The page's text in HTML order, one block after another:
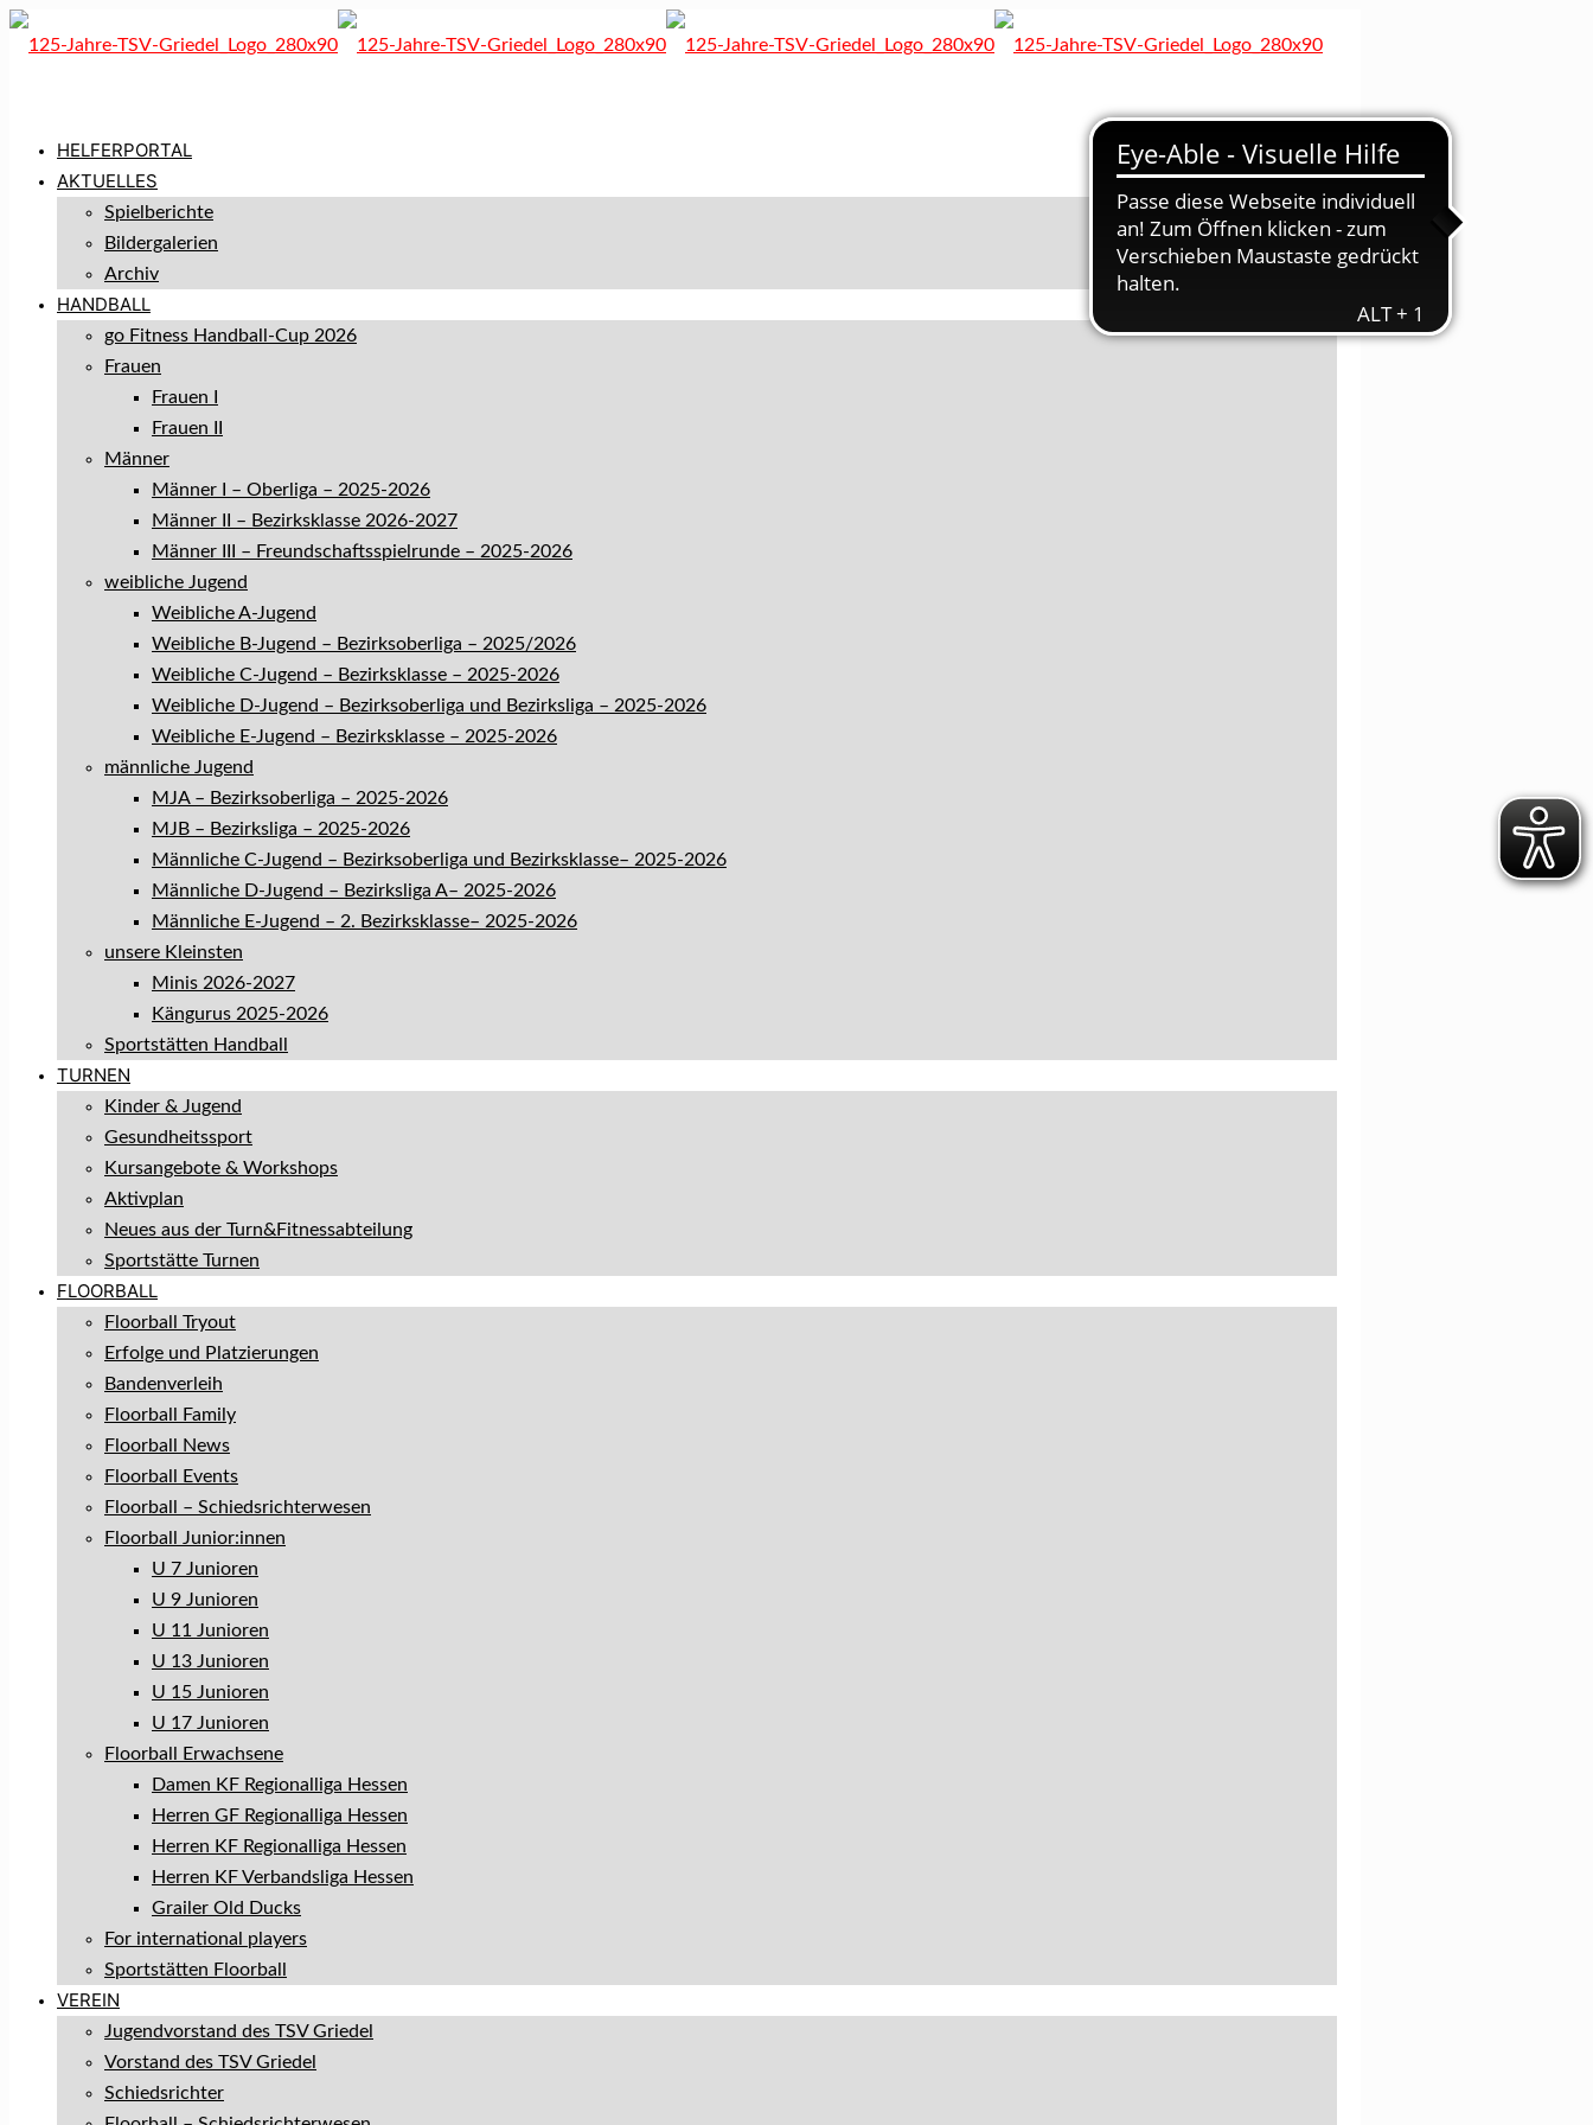
HELFERPORTAL
AKTUELLES
Spielberichte
Bildergalerien
Archiv
HANDBALL
go Fitness Handball-Cup 2026
Frauen
Frauen I
Frauen II
Männer
Männer I – Oberliga – 2025-2026
Männer II – Bezirksklasse 2026-2027
Männer III – Freundschaftsspielrunde – 2025-2026
weibliche Jugend
Weibliche A-Jugend
Weibliche B-Jugend – Bezirksoberliga – 2025/2026
Weibliche C-Jugend – Bezirksklasse – 2025-2026
Weibliche D-Jugend – Bezirksoberliga und Bezirksliga – 2025-2026
Weibliche E-Jugend – Bezirksklasse – 2025-2026
männliche Jugend
MJA – Bezirksoberliga – 2025-2026
MJB – Bezirksliga – 2025-2026
Männliche C-Jugend – Bezirksoberliga und Bezirksklasse– 2025-2026
Männliche D-Jugend – Bezirksliga A– 2025-2026
Männliche E-Jugend – 2. Bezirksklasse– 2025-2026
unsere Kleinsten
Minis 2026-2027
Kängurus 2025-2026
Sportstätten Handball
TURNEN
Kinder & Jugend
Gesundheitssport
Kursangebote & Workshops
Aktivplan
Neues aus der Turn&Fitnessabteilung
Sportstätte Turnen
FLOORBALL
Floorball Tryout
Erfolge und Platzierungen
Bandenverleih
Floorball Family
Floorball News
Floorball Events
Floorball – Schiedsrichterwesen
Floorball Junior:innen
U 7 Junioren
U 9 Junioren
U 11 Junioren
U 13 Junioren
U 15 Junioren
U 17 Junioren
Floorball Erwachsene
Damen KF Regionalliga Hessen
Herren GF Regionalliga Hessen
Herren KF Regionalliga Hessen
Herren KF Verbandsliga Hessen
Grailer Old Ducks
For international players
Sportstätten Floorball
VEREIN
Jugendvorstand des TSV Griedel
Vorstand des TSV Griedel
Schiedsrichter